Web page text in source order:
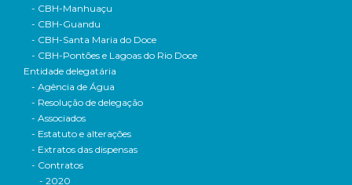
- CBH-Manhuaçu
- CBH-Guandu
- CBH-Santa Maria do Doce
- CBH-Pontões e Lagoas do Rio Doce
Entidade delegatária
- Agência de Água
- Resolução de delegação
- Associados
- Estatuto e alterações
- Extratos das dispensas
- Contratos
- 2020